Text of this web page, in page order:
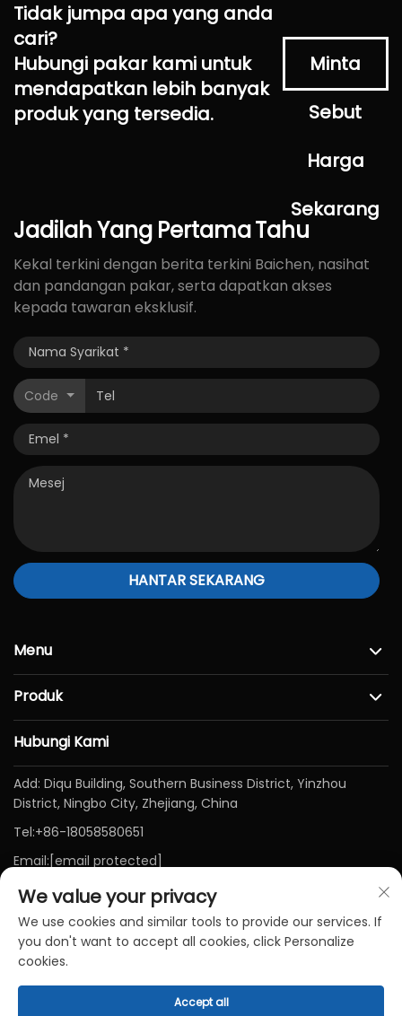
Tidak jumpa apa yang anda
cari?
Hubungi pakar kami untuk
mendapatkan lebih banyak
produk yang tersedia.
Minta
Sebut
Harga
Sekarang
JadilahYang PertamaTahu
Kekal terkini dengan berita terkini Baichen, nasihat
dan pandangan pakar, serta dapatkan akses
kepada tawaran eksklusif.
Code
HANTAR SEKARANG
Menu
Produk
Hubungi Kami
Add: Diqu Building, Southern Business District, Yinzhou
District, Ningbo City, Zhejiang, China
Tel:+86-18058580651
Email: [email protected]
We value your privacy
We use cookies and similar tools to provide our services. If
you don't want to accept all cookies, click Personalize
cookies.
Accept all